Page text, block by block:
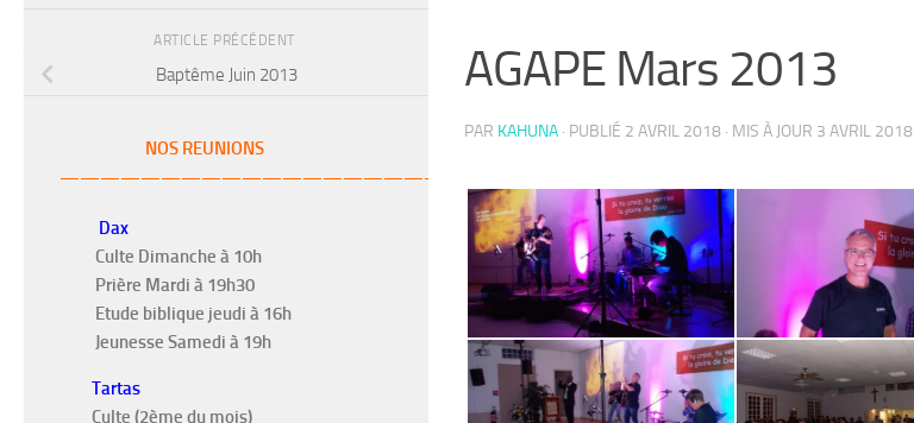
AGAPE Mars 2013
PAR KAHUNA · PUBLIÉ 2 AVRIL 2018 · MIS À JOUR 3 AVRIL 2018
ARTICLE PRÉCÉDENT
Baptême Juin 2013
NOS REUNIONS
———————————————————–
Dax
Culte Dimanche à 10h
Prière Mardi à 19h30
Etude biblique jeudi à 16h
Jeunesse Samedi à 19h
Tartas
Culte (2ème du mois)